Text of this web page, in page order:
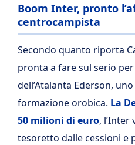
Boom Inter, pronto
centrocampista
Secondo quanto riporta
pronta a fare sul serio
dell’Atalanta Ederson,
formazione orobica. La
50 milioni di euro,
tesoretto dalle cessioni e